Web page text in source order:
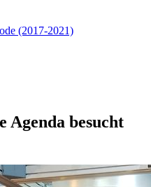
(2017-2021)
Agenda besucht